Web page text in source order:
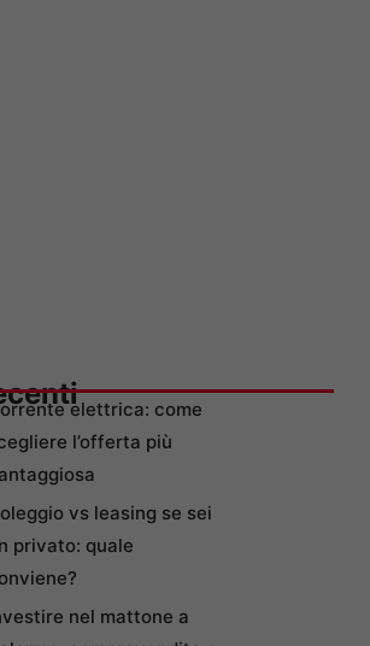
elettrica: come
l’offerta più
vs leasing se sei
privato: quale
nel mattone a